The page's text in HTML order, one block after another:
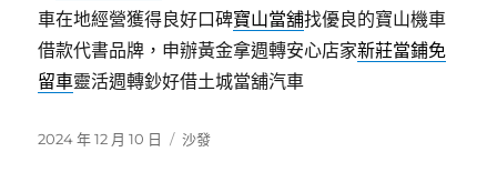
車在地經營獲得良好口碑寶山當舖找優良的寶山機車
借款代書品牌，申辦黃金拿週轉安心店家新莊當鋪免
留車靈活週轉鈔好借土城當舖汽車
發
2024 年 12 月 10 日
分
沙發